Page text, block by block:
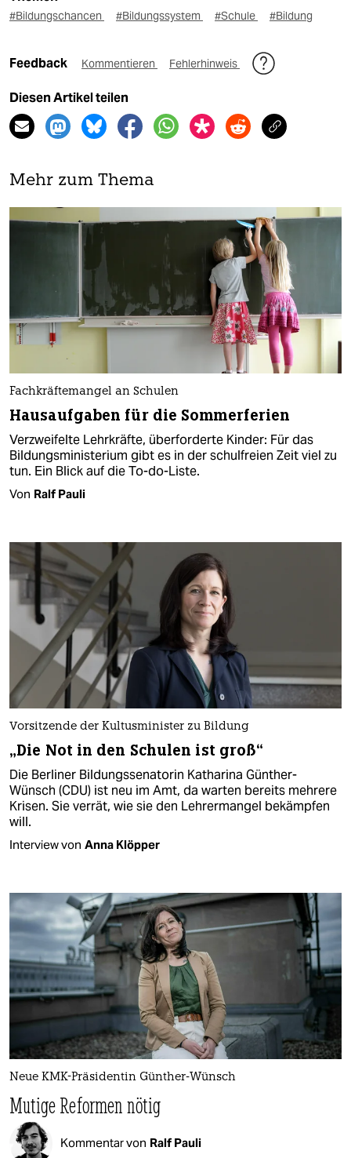
#Bildungschancen #Bildungssystem #Schule #Bildung
Feedback Kommentieren Fehlerhinweis
Diesen Artikel teilen
Mehr zum Thema
Fachkräftemangel an Schulen
Hausaufgaben für die Sommerferien
Verzweifelte Lehrkräfte, überforderte Kinder: Für das
Bildungsministerium gibt es in der schulfreien Zeit viel zu
tun. Ein Blick auf die To-do-Liste.
Von Ralf Pauli
Vorsitzende der Kultusminister zu Bildung
„Die Not in den Schulen ist groß“
Die Berliner Bildungssenatorin Katharina Günther-
Wünsch (CDU) ist neu im Amt, da warten bereits mehrere
Krisen. Sie verrät, wie sie den Lehrermangel bekämpfen
will.
Interview von Anna Klöpper
Neue KMK-Präsidentin Günther-Wünsch
Mutige Reformen nötig
Kommentar von Ralf Pauli